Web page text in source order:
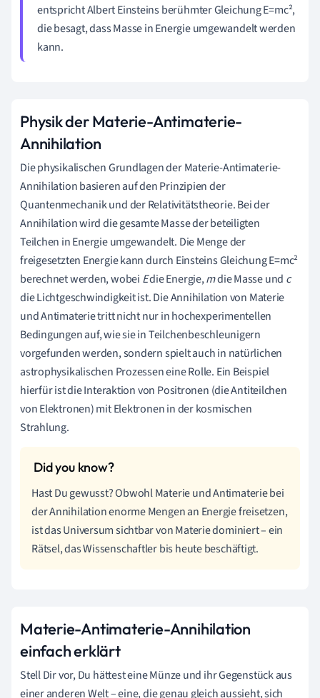
entspricht Albert Einsteins berühmter Gleichung E=mc²,
die besagt, dass Masse in Energie umgewandelt werden
kann.
Physik der Materie-Antimaterie-
Annihilation
Die physikalischen Grundlagen der Materie-Antimaterie-
Annihilation basieren auf den Prinzipien der
Quantenmechanik und der Relativitätstheorie. Bei der
Annihilation wird die gesamte Masse der beteiligten
Teilchen in Energie umgewandelt. Die Menge der
freigesetzten Energie kann durch Einsteins Gleichung E=mc²
berechnet werden, wobei Edie Energie,mdie Masse und c
die Lichtgeschwindigkeit ist. Die Annihilation von Materie
und Antimaterie tritt nicht nur in hochexperimentellen
Bedingungen auf, wie sie in Teilchenbeschleunigern
vorgefunden werden, sondern spielt auch in natürlichen
astrophysikalischen Prozessen eine Rolle. Ein Beispiel
hierfür ist die Interaktion von Positronen (die Antiteilchen
von Elektronen) mit Elektronen in der kosmischen
Strahlung.
Hast Du gewusst? Obwohl Materie und Antimaterie bei
der Annihilation enorme Mengen an Energie freisetzen,
ist das Universum sichtbar von Materie dominiert – ein
Rätsel, das Wissenschaftler bis heute beschäftigt.
Materie-Antimaterie-Annihilation
einfach erklärt
Stell Dir vor, Du hättest eine Münze und ihr Gegenstück aus
einer anderen Welt – eine, die genau gleich aussieht, sich